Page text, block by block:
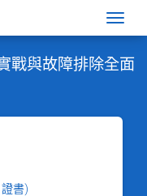
戰與故障排除全面
書)